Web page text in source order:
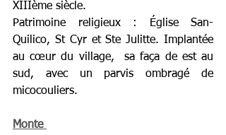
XIIIème siècle.
Patrimoine religieux : Église San-
Quilico, St Cyr et Ste Julitte. Implantée
au cœur du village,  sa faça de est au
sud, avec un parvis ombragé de
micocouliers.
Monte